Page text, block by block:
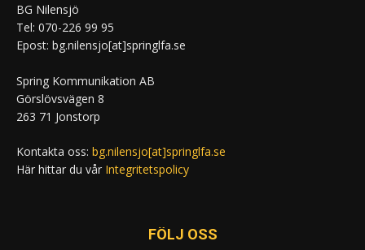
BG Nilensjö
Tel: 070-226 99 95
Epost: bg.nilensjo[at]springlfa.se
Spring Kommunikation AB
Görslövsvägen 8
263 71 Jonstorp
Kontakta oss: bg.nilensjo[at]springlfa.se
Här hittar du vår Integritetspolicy
FÖLJ OSS